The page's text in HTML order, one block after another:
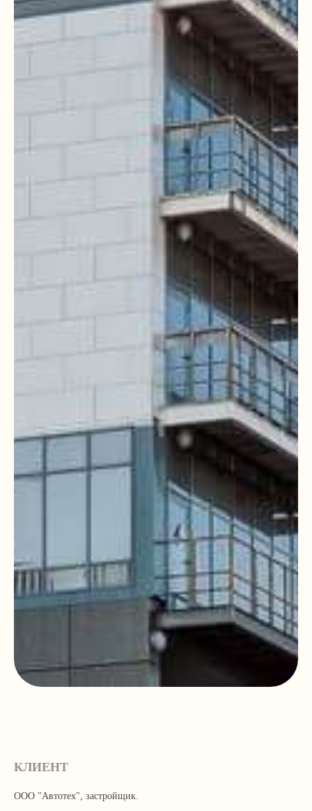
КЛИЕНТ
ООО "Автотех", застройщик.
КАК РАБОТАЛИ